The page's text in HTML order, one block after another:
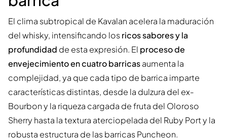
El clima subtropical de Kavalan acelera la maduración
del whisky, intensificando losricos sabores y la
profundidad de esta expresión. El proceso de
envejecimiento en cuatro barricasaumenta la
complejidad, ya que cada tipo de barrica imparte
características distintas, desde la dulzura del ex-
Bourbon y la riqueza cargada de fruta del Oloroso
Sherry hasta la textura aterciopelada del Ruby Port y la
robusta estructura de las barricas Puncheon.